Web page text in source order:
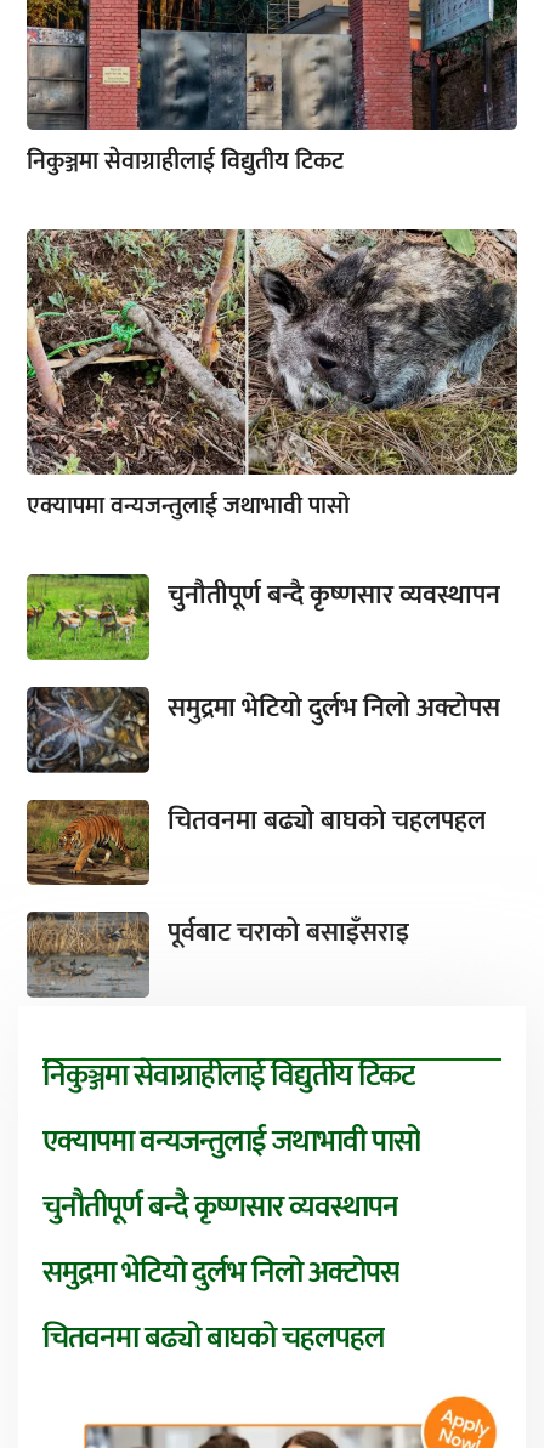
निकुञ्जमा सेवाग्राहीलाई विद्युतीय टिकट
एक्यापमा वन्यजन्तुलाई जथाभावी पासो
चुनौतीपूर्ण बन्दै कृष्णसार व्यवस्थापन
समुद्रमा भेटियो दुर्लभ निलो अक्टोपस
चितवनमा बढ्यो बाघको चहलपहल
पूर्वबाट चराको बसाइँसराइ
निकुञ्जमा सेवाग्राहीलाई विद्युतीय टिकट
एक्यापमा वन्यजन्तुलाई जथाभावी पासो
चुनौतीपूर्ण बन्दै कृष्णसार व्यवस्थापन
समुद्रमा भेटियो दुर्लभ निलो अक्टोपस
चितवनमा बढ्यो बाघको चहलपहल